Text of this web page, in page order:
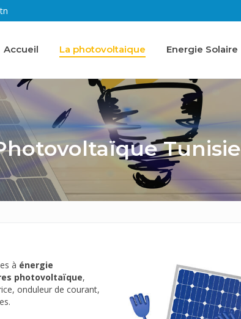
Accueil La photovoltaique Energie Solaire
Tunisie
à énergie
photovoltaïque,
onduleur de courant,